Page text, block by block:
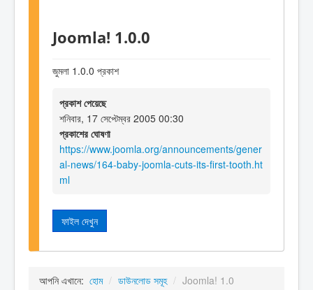
Joomla! 1.0.0
জুমলা 1.0.0 প্রকাশ
প্রকাশ পেয়েছে
শনিবার, 17 সেপ্টেম্বর 2005 00:30
প্রকাশের ঘোষণা
https://www.joomla.org/announcements/gener
al-news/164-baby-joomla-cuts-its-first-tooth.ht
ml
ফাইল দেখুন
আপনি এখানে: হোম / ডাউনলোড সমূহ / Joomla! 1.0